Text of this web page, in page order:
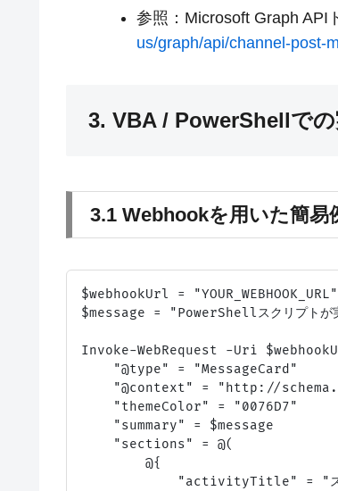
参照：Microsoft Graph API
us/graph/api/channel-post-
3. VBA / PowerShellでの
3.1 Webhookを用いた簡易
$webhookUrl = "YOUR_WEBHOOK_URL"
$message = "PowerShellスクリプトが
Invoke-WebRequest -Uri
    "@type" = "MessageCard"
"@context" = "http://
    "themeColor" = "0076D7"
    "summary" = $message
    "sections" = @(
        @{
"activityTitle" = "ス